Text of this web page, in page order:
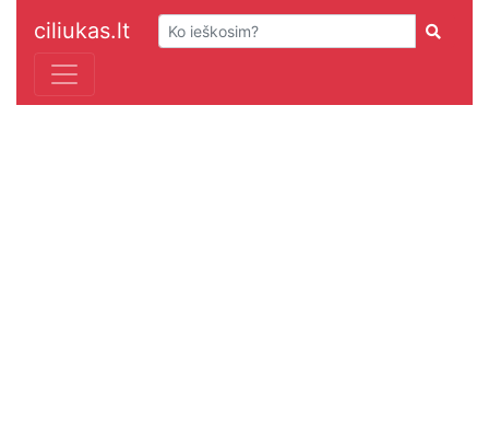
ciliukas.lt